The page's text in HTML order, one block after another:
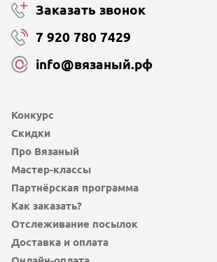
Конкурс
Скидки
Про Вязаный
Мастер-классы
Партнёрская программа
Как заказать?
Отслеживание посылок
Доставка и оплата
Заказать звонок
7 920 780 7429
info@вязаный.рф